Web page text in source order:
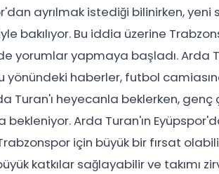
ayrılmak istediği bilinirken,
bakılıyor. Bu iddia üzerine
yorumlar yapmaya başladı. Arda
yönündeki haberler, futbol
Turan'ı heyecanla beklerken, genç
Arda Turan'ın
için büyük bir fırsat
katkılar sağlayabilir ve takımı